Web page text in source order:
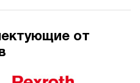
от